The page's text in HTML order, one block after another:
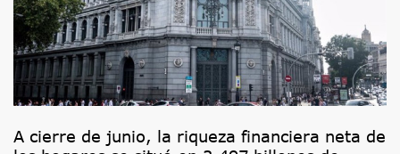
A cierre de junio, la riqueza financiera neta de